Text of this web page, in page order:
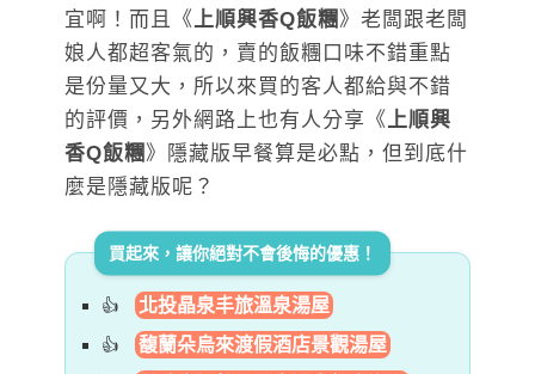
宜啊！而且《上順興香Q飯糰》老闆跟老闆
娘人都超客氣的，賣的飯糰口味不錯重點
是份量又大，所以來買的客人都給與不錯
的評價，另外網路上也有人分享《上順興
香Q飯糰》隱藏版早餐算是必點，但到底什
麼是隱藏版呢？
買起來，讓你絕對不會後悔的優惠！
北投晶泉丰旅溫泉湯屋
馥蘭朵烏來渡假酒店景觀湯屋